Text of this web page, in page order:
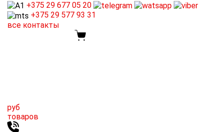
+375 29 677 05 20
+375 29 577 93 31
все контакты
руб
товаров